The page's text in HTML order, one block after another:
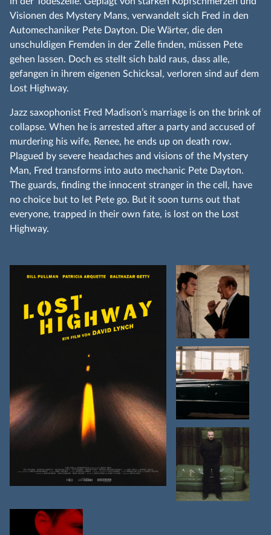
Visionen des Mystery Mans, verwandelt sich Fred in den
Automechaniker Pete Dayton. Die Wärter, die den
unschuldigen Fremden in der Zelle finden, müssen Pete
gehen lassen. Doch es stellt sich bald raus, dass alle,
gefangen in ihrem eigenen Schicksal, verloren sind auf dem
Lost Highway.
Jazz saxophonist Fred Madison’s marriage is on the brink of
collapse. When he is arrested after a party and accused of
murdering his wife, Renee, he ends up on death row.
Plagued by severe headaches and visions of the Mystery
Man, Fred transforms into auto mechanic Pete Dayton.
The guards, finding the innocent stranger in the cell, have
no choice but to let Pete go. But it soon turns out that
everyone, trapped in their own fate, is lost on the Lost
Highway.